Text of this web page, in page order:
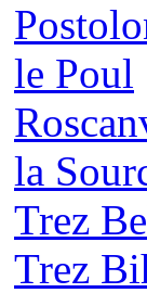
le Poul
la
Trez
Trez